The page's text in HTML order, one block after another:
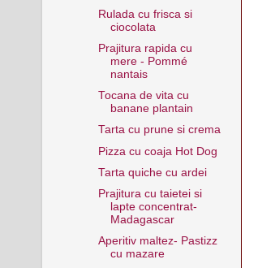
Rulada cu frisca si
ciocolata
Prajitura rapida cu
mere - Pommé
nantais
Tocana de vita cu
banane plantain
Tarta cu prune si crema
Pizza cu coaja Hot Dog
Tarta quiche cu ardei
Prajitura cu taietei si
lapte concentrat-
Madagascar
Aperitiv maltez- Pastizz
cu mazare